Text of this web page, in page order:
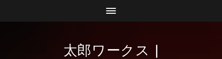
太郎ワークス |